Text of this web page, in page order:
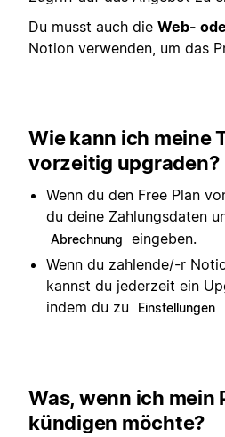
Du musst auch die Web-
Notion verwenden, um das
Wie kann ich meine
vorzeitig upgraden?
Wenn du den Free Plan
du deine Zahlungsdaten
Abrechnung
eingeben.
Wenn du zahlende/-r
kannst du jederzeit ein
indem du zu
Einstellungen
Was, wenn ich mein
kündigen möchte?